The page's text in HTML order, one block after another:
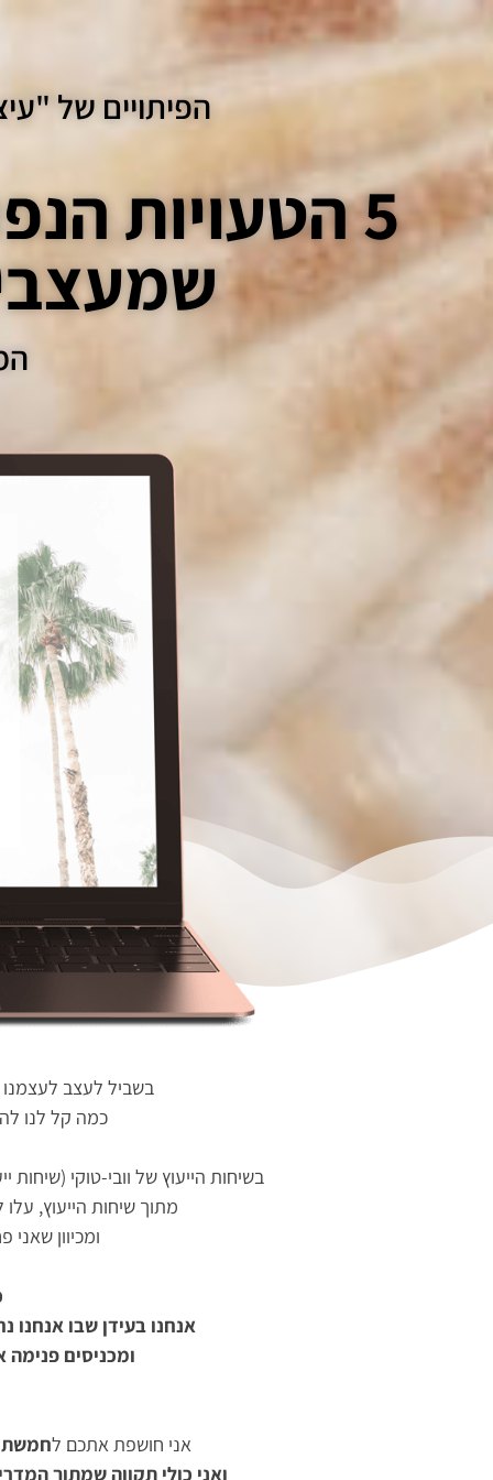
הפיתויים של
5 הטעויות
בשביל לעצב
כמה קל לנו
בשיחות הייעוץ של וובי-טוקי
מתוך שיחות הייעוץ,
ומכיוון
אנחנו בעידן שבו
ומכניסים
אני חושפת אתכם לחמשת
ואני כולי תקווה שמתוך